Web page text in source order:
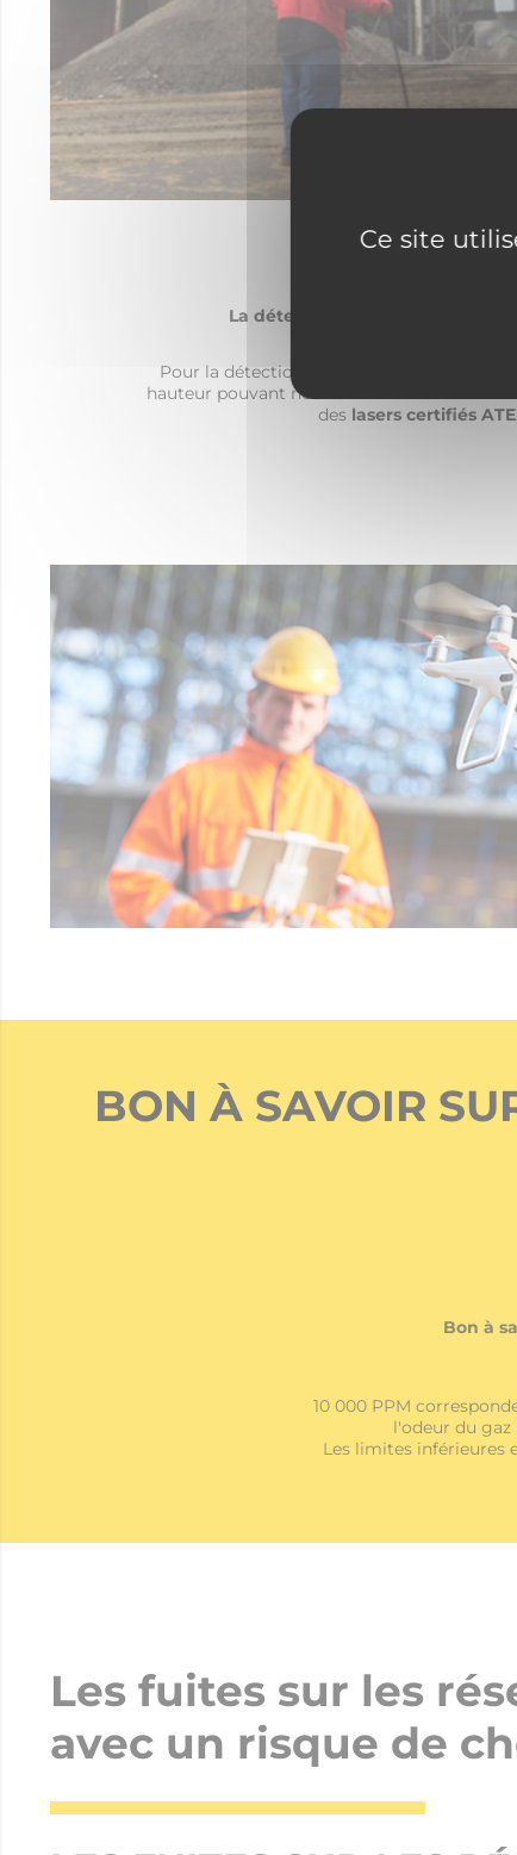
La détection de fuites sur les
Pour la détection de fuites sur
hauteur pouvant nécessiter l’utilisation de
des lasers certifiés
BON À SAVOIR
Bon à
10 000 PPM
l'odeur du gaz
Les limites inférieures
Les fuites sur les
avec un risque de
Ce site